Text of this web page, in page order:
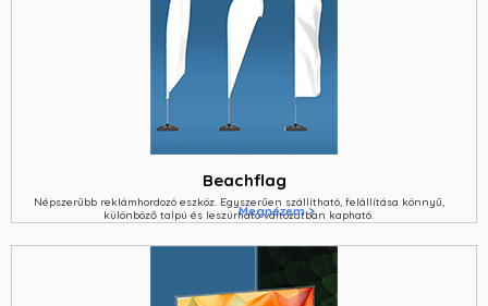
Beachflag
Népszerűbb reklámhordozó eszköz. Egyszerűen szállítható, felállítása könnyű,
különböző talpú és leszúrható változatban kapható.
Megnézem >